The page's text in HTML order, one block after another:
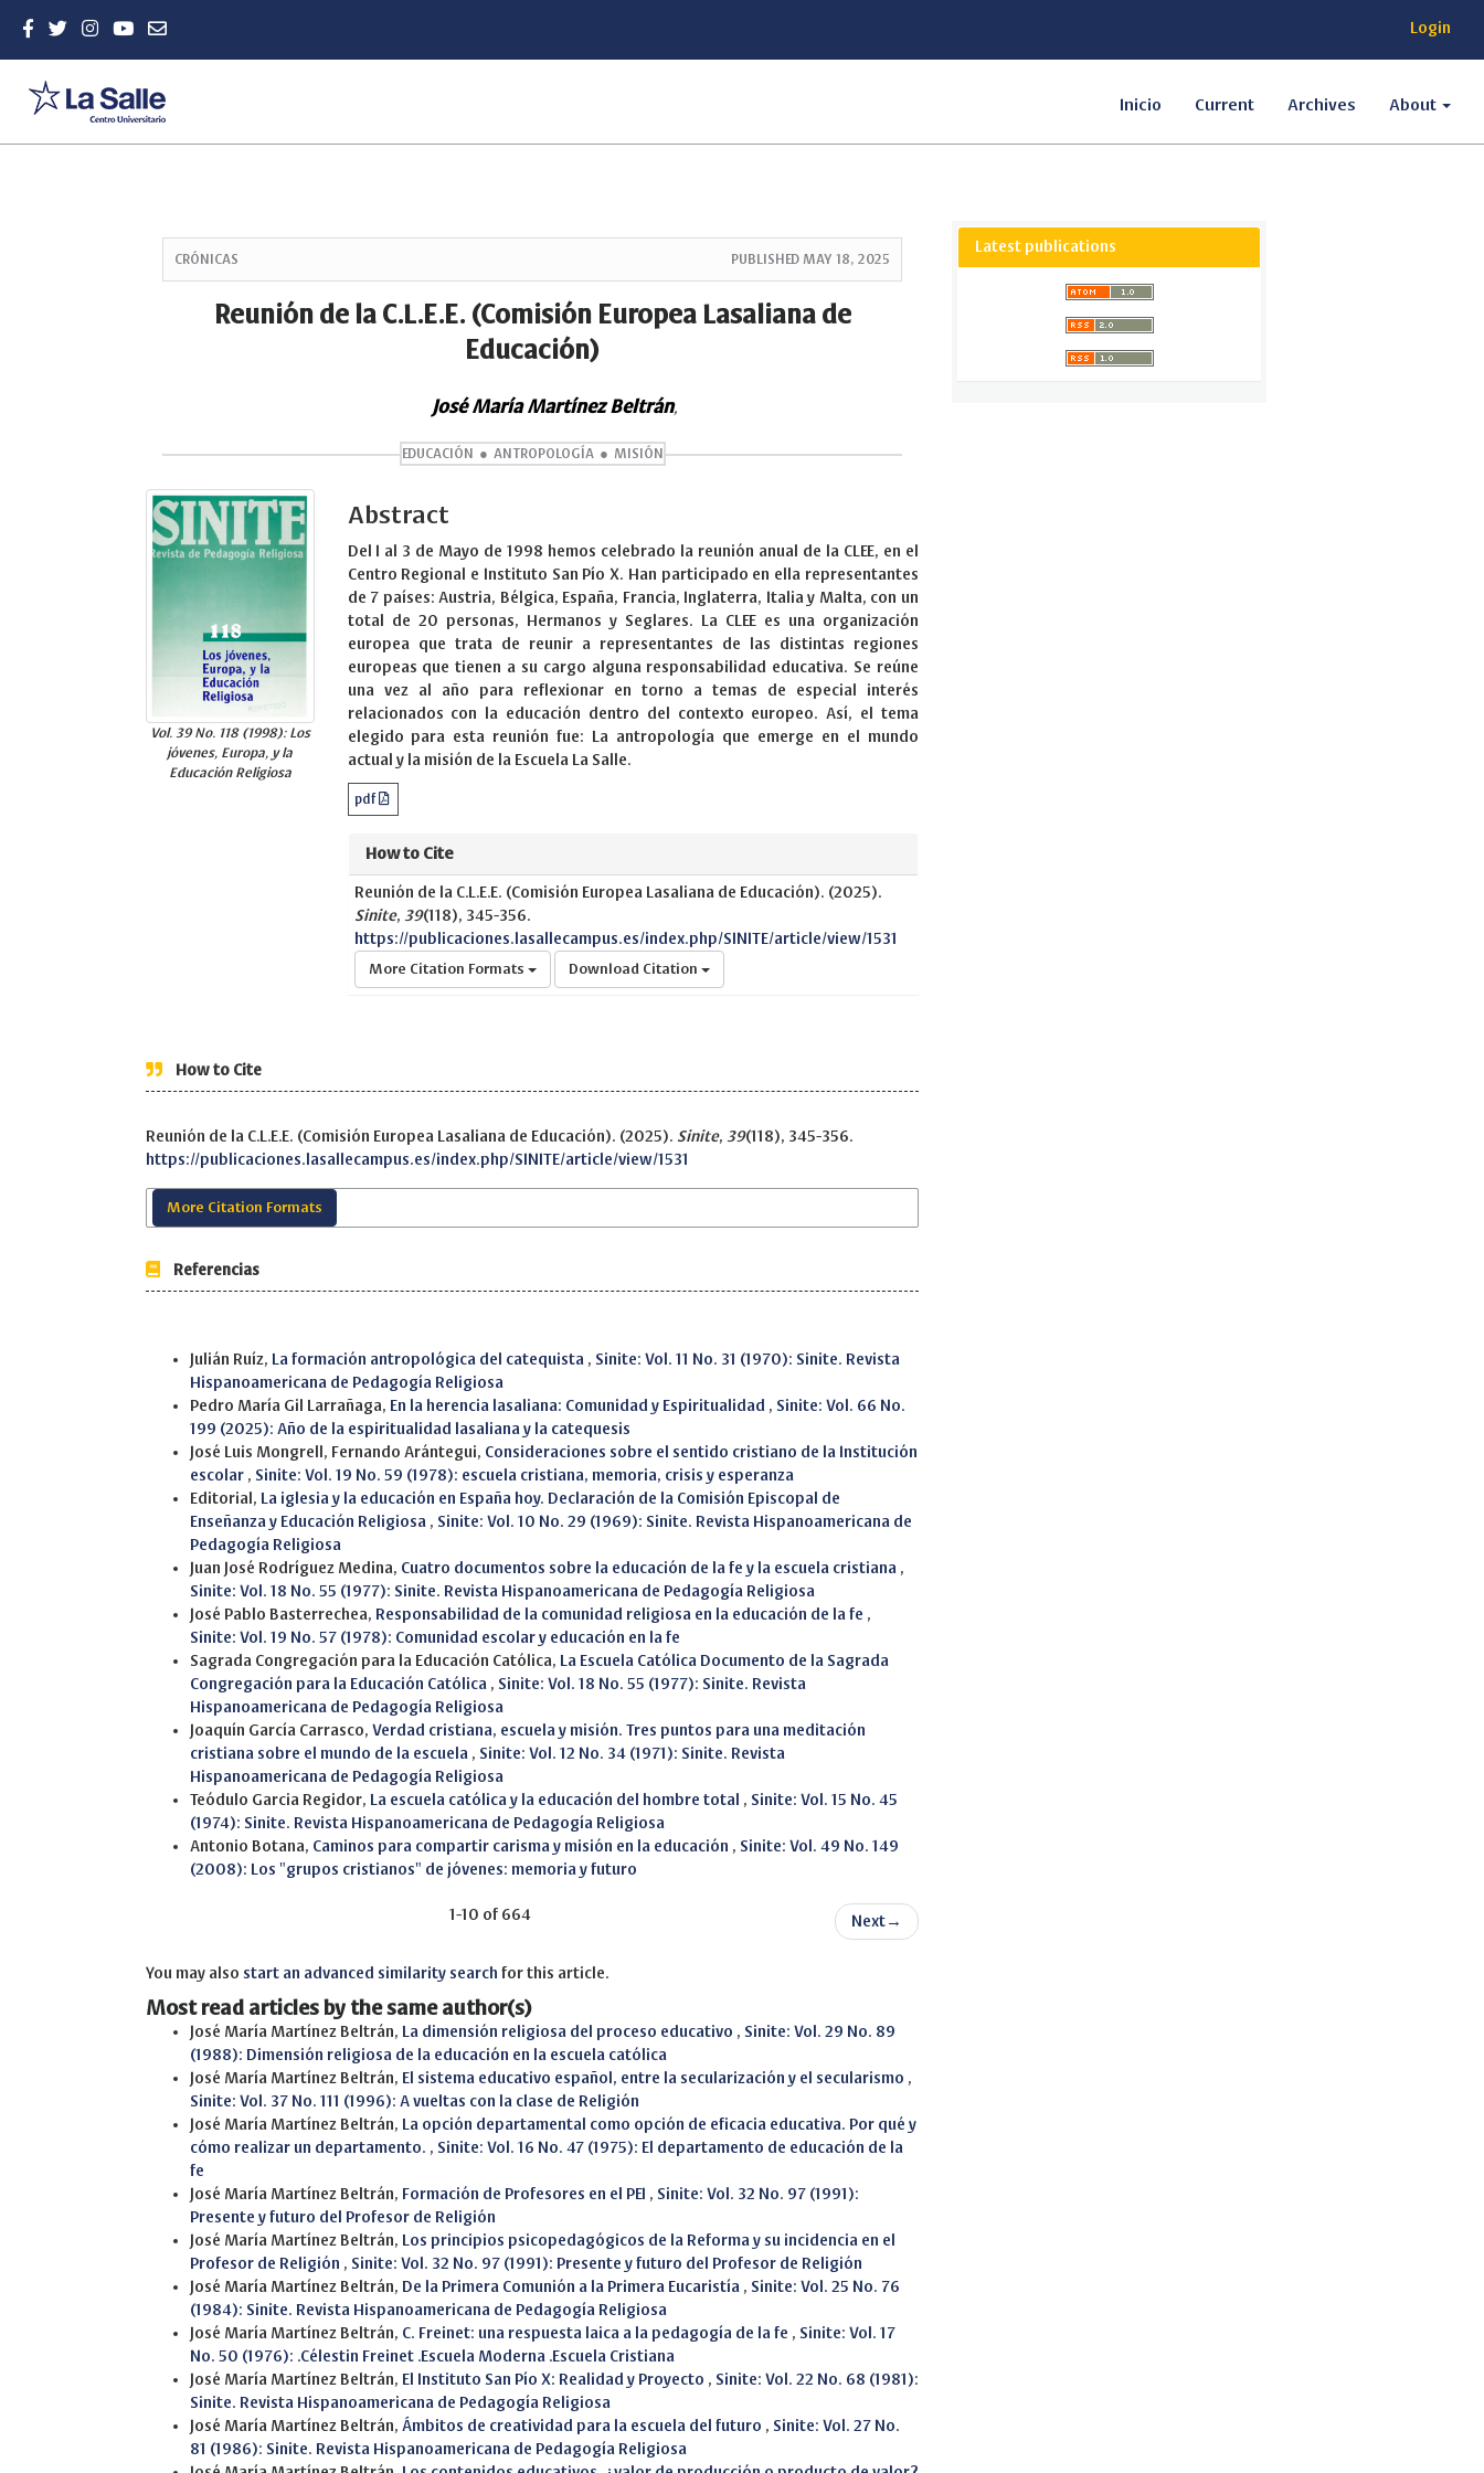
Login
Inicio Current Archives About
CRÓNICAS PUBLISHED MAY 18, 2025
Reunión de la C.L.E.E. (Comisión Europea Lasaliana de
Educación)
José María Martínez Beltrán,
EDUCACIÓN ANTROPOLOGÍA MISIÓN
Vol. 39 No. 118 (1998): Los
jóvenes, Europa, y la
Educación Religiosa
Abstract
Del I al 3 de Mayo de 1998 hemos celebrado la reunión anual de la CLEE, en el
Centro Regional e Instituto San Pío X. Han participado en ella representantes
de 7 países: Austria, Bélgica, España, Francia, Inglaterra, Italia y Malta, con un
total de 20 personas, Hermanos y Seglares. La CLEE es una organización
europea que trata de reunir a representantes de las distintas regiones
europeas que tienen a su cargo alguna responsabilidad educativa. Se reúne
una vez al año para reflexionar en torno a temas de especial interés
relacionados con la educación dentro del contexto europeo. Así, el tema
elegido para esta reunión fue: La antropología que emerge en el mundo
actual y la misión de la Escuela La Salle.
pdf
How to Cite
Reunión de la C.L.E.E. (Comisión Europea Lasaliana de Educación). (2025).
Sinite, 39(118), 345-356.
https://publicaciones.lasallecampus.es/index.php/SINITE/article/view/1531
More Citation Formats Download Citation
How to Cite
Reunión de la C.L.E.E. (Comisión Europea Lasaliana de Educación). (2025). Sinite, 39(118), 345-356.
https://publicaciones.lasallecampus.es/index.php/SINITE/article/view/1531
More Citation Formats
Referencias
Julián Ruíz, La formación antropológica del catequista , Sinite: Vol. 11 No. 31 (1970): Sinite. Revista
Hispanoamericana de Pedagogía Religiosa
Pedro María Gil Larrañaga, En la herencia lasaliana: Comunidad y Espiritualidad , Sinite: Vol. 66 No.
199 (2025): Año de la espiritualidad lasaliana y la catequesis
José Luis Mongrell, Fernando Arántegui, Consideraciones sobre el sentido cristiano de la Institución
escolar , Sinite: Vol. 19 No. 59 (1978): escuela cristiana, memoria, crisis y esperanza
Editorial, La iglesia y la educación en España hoy. Declaración de la Comisión Episcopal de
Enseñanza y Educación Religiosa , Sinite: Vol. 10 No. 29 (1969): Sinite. Revista Hispanoamericana de
Pedagogía Religiosa
Juan José Rodríguez Medina, Cuatro documentos sobre la educación de la fe y la escuela cristiana ,
Sinite: Vol. 18 No. 55 (1977): Sinite. Revista Hispanoamericana de Pedagogía Religiosa
José Pablo Basterrechea, Responsabilidad de la comunidad religiosa en la educación de la fe ,
Sinite: Vol. 19 No. 57 (1978): Comunidad escolar y educación en la fe
Sagrada Congregación para la Educación Católica, La Escuela Católica Documento de la Sagrada
Congregación para la Educación Católica , Sinite: Vol. 18 No. 55 (1977): Sinite. Revista
Hispanoamericana de Pedagogía Religiosa
Joaquín García Carrasco, Verdad cristiana, escuela y misión. Tres puntos para una meditación
cristiana sobre el mundo de la escuela , Sinite: Vol. 12 No. 34 (1971): Sinite. Revista
Hispanoamericana de Pedagogía Religiosa
Teódulo Garcia Regidor, La escuela católica y la educación del hombre total , Sinite: Vol. 15 No. 45
(1974): Sinite. Revista Hispanoamericana de Pedagogía Religiosa
Antonio Botana, Caminos para compartir carisma y misión en la educación , Sinite: Vol. 49 No. 149
(2008): Los "grupos cristianos" de jóvenes: memoria y futuro
1-10 of 664 Next →
You may also start an advanced similarity search for this article.
Most read articles by the same author(s)
José María Martínez Beltrán, La dimensión religiosa del proceso educativo , Sinite: Vol. 29 No. 89
(1988): Dimensión religiosa de la educación en la escuela católica
José María Martínez Beltrán, El sistema educativo español, entre la secularización y el secularismo ,
Sinite: Vol. 37 No. 111 (1996): A vueltas con la clase de Religión
José María Martínez Beltrán, La opción departamental como opción de eficacia educativa. Por qué y
cómo realizar un departamento. , Sinite: Vol. 16 No. 47 (1975): El departamento de educación de la
fe
José María Martínez Beltrán, Formación de Profesores en el PEI , Sinite: Vol. 32 No. 97 (1991):
Presente y futuro del Profesor de Religión
José María Martínez Beltrán, Los principios psicopedagógicos de la Reforma y su incidencia en el
Profesor de Religión , Sinite: Vol. 32 No. 97 (1991): Presente y futuro del Profesor de Religión
José María Martínez Beltrán, De la Primera Comunión a la Primera Eucaristía , Sinite: Vol. 25 No. 76
(1984): Sinite. Revista Hispanoamericana de Pedagogía Religiosa
José María Martínez Beltrán, C. Freinet: una respuesta laica a la pedagogía de la fe , Sinite: Vol. 17
No. 50 (1976): .Célestin Freinet .Escuela Moderna .Escuela Cristiana
José María Martínez Beltrán, El Instituto San Pío X: Realidad y Proyecto , Sinite: Vol. 22 No. 68 (1981):
Sinite. Revista Hispanoamericana de Pedagogía Religiosa
José María Martínez Beltrán, Ámbitos de creatividad para la escuela del futuro , Sinite: Vol. 27 No.
81 (1986): Sinite. Revista Hispanoamericana de Pedagogía Religiosa
Latest publications